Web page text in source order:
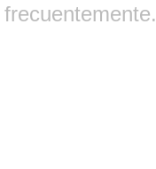
frecuentemente.